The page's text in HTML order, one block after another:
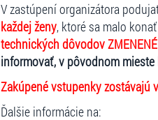
V zastúpení organizátora
každej ženy, ktoré sa malo
technických dôvodov
informovať, v pôvodnom mieste
Zakúpené vstupenky zostávajú
Ďalšie informácie na: